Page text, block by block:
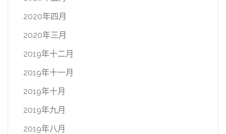
2020年四月
2020年三月
2019年十二月
2019年十一月
2019年十月
2019年九月
2019年八月